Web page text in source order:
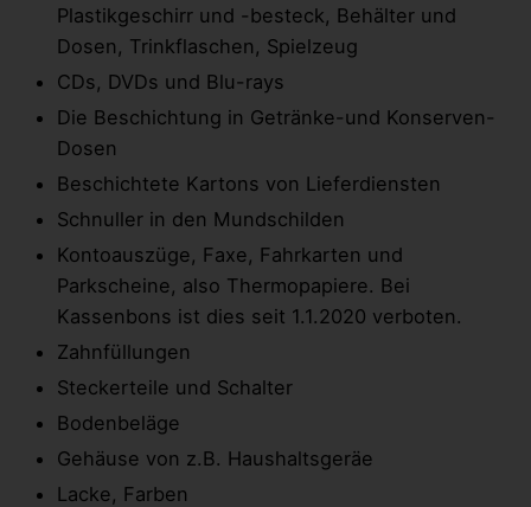
Plastikgeschirr und -besteck, Behälter und
Dosen, Trinkflaschen, Spielzeug
CDs, DVDs und Blu-rays
Die Beschichtung in Getränke-und Konserven-
Dosen
Beschichtete Kartons von Lieferdiensten
Schnuller in den Mundschilden
Kontoauszüge, Faxe, Fahrkarten und
Parkscheine, also Thermopapiere. Bei
Kassenbons ist dies seit 1.1.2020 verboten.
Zahnfüllungen
Steckerteile und Schalter
Bodenbeläge
Gehäuse von z.B. Haushaltsgeräe
Lacke, Farben